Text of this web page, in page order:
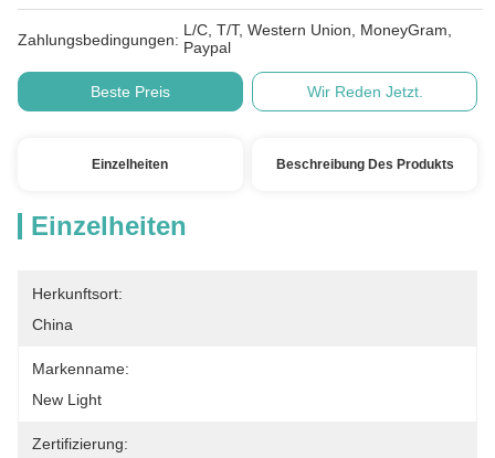
Zahlungsbedingungen:
L/C, T/T, Western Union, MoneyGram,
Paypal
Beste Preis Wir Reden Jetzt.
Einzelheiten Beschreibung Des Produkts
Einzelheiten
Herkunftsort:
China
Markenname:
New Light
Zertifizierung: